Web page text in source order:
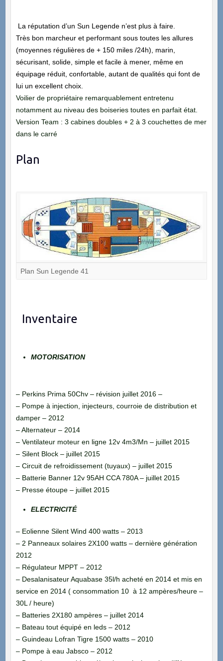
La réputation d’un Sun Legende n’est plus à faire.
Très bon marcheur et performant sous toutes les allures
(moyennes régulières de + 150 miles /24h), marin,
sécurisant, solide, simple et facile à mener, même en
équipage réduit, confortable, autant de qualités qui font de
lui un excellent choix.
Voilier de propriétaire remarquablement entretenu
notamment au niveau des boiseries toutes en parfait état.
Version Team : 3 cabines doubles + 2 à 3 couchettes de mer
dans le carré
Plan
Plan Sun Legende 41
Inventaire
MOTORISATION
– Perkins Prima 50Chv – révision juillet 2016 –
– Pompe à injection, injecteurs, courroie de distribution et
damper – 2012
– Alternateur – 2014
– Ventilateur moteur en ligne 12v 4m3/Mn – juillet 2015
– Silent Block – juillet 2015
– Circuit de refroidissement (tuyaux) – juillet 2015
– Batterie Banner 12v 95AH CCA 780A – juillet 2015
– Presse étoupe – juillet 2015
ELECTRICITÉ
– Eolienne Silent Wind 400 watts – 2013
– 2 Panneaux solaires 2X100 watts – dernière génération
2012
– Régulateur MPPT – 2012
– Desalanisateur Aquabase 35l/h acheté en 2014 et mis en
service en 2014 ( consommation 10 à 12 ampères/heure –
30L / heure)
– Batteries 2X180 ampères – juillet 2014
– Bateau tout équipé en leds – 2012
– Guindeau Lofran Tigre 1500 watts – 2010
– Pompe à eau Jabsco – 2012